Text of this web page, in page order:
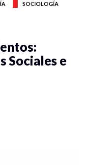
SOCIOLOGÍA
Sociales e